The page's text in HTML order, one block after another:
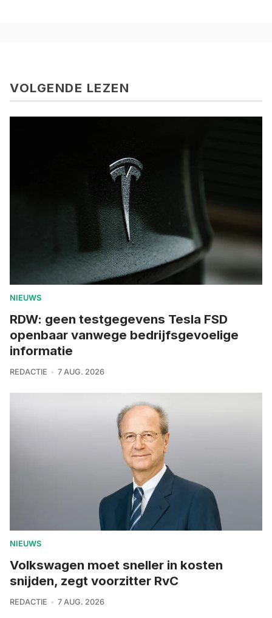
VOLGENDE LEZEN
NIEUWS
RDW: geen testgegevens Tesla FSD
openbaar vanwege bedrijfsgevoelige
informatie
REDACTIE 7 AUG. 2026
NIEUWS
Volkswagen moet sneller in kosten
snijden, zegt voorzitter RvC
REDACTIE 7 AUG. 2026